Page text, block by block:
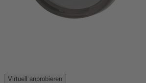
Virtuell anprobieren